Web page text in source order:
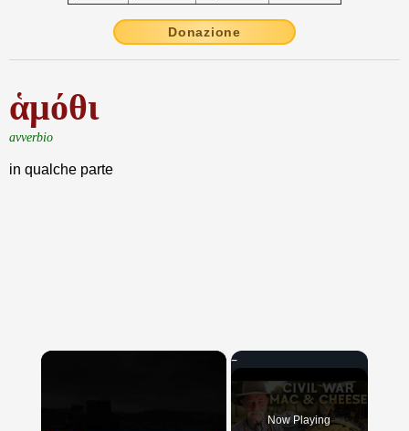
Donazione
ἁμόθι
avverbio
in qualche parte
×
Now Playing